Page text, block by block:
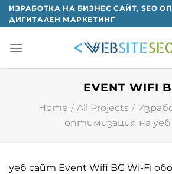
Skip
to
ИЗРАБОТКА НА БИЗНЕС САЙТ, SEO
ДИГИТАЛЕН МАРКЕТИНГ
EVENT WIFI
Home / All Projects /
оптимизация на
уеб сайт Event Wifi BG Wi-Fi